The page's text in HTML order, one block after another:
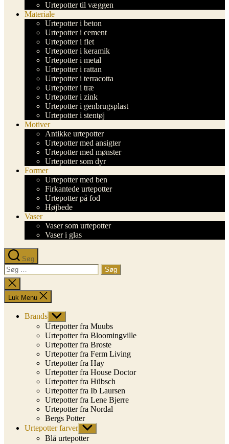
Urtepotter til væggen
Materiale
Urtepotter i beton
Urtepotter i cement
Urtepotter i flet
Urtepotter i keramik
Urtepotter i metal
Urtepotter i rattan
Urtepotter i terracotta
Urtepotter i træ
Urtepotter i zink
Urtepotter i genbrugsplast
Urtepotter i stentøj
Motiver
Antikke urtepotter
Urtepotter med ansigter
Urtepotter med mønster
Urtepotter som dyr
Former
Urtepotter med ben
Firkantede urtepotter
Urtepotter på fod
Højbede
Vaser
Vaser som urtepotter
Vaser i glas
Søg
Søg
efter:
Luk
søgning
Luk Menu
Brands Vis
undermenu
Urtepotter fra Muubs
Urtepotter fra Bloomingville
Urtepotter fra Broste
Urtepotter fra Ferm Living
Urtepotter fra Hay
Urtepotter fra House Doctor
Urtepotter fra Hübsch
Urtepotter fra Ib Laursen
Urtepotter fra Lene Bjerre
Urtepotter fra Nordal
Bergs Potter
Urtepotter farver Vis
undermenu
Blå urtepotter